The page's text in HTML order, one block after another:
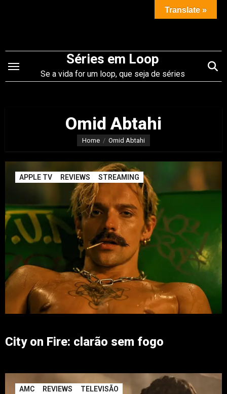
conteúdo
Séries em Loop
Se a vida for um loop, que seja de séries
Omid Abtahi
Home Omid Abtahi
APPLE TV REVIEWS STREAMING
City on Fire: clarão sem fogo
AMC REVIEWS TELEVISÃO
Translate »